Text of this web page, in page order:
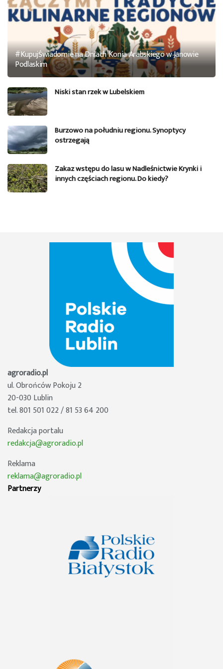
#KupujŚwiadomie na Dniach Konia Arabskiego w Janowie
Podlaskim
Niski stan rzek w Lubelskiem
Burzowo na południu regionu. Synoptycy
ostrzegają
Zakaz wstępu do lasu w Nadleśnictwie Krynki i
innych częściach regionu. Do kiedy?
agroradio.pl
ul. Obrońców Pokoju 2
20-030 Lublin
tel. 801 501 022 / 81 53 64 200
Redakcja portalu
redakcja@agroradio.pl
Reklama
reklama@agroradio.pl
Partnerzy